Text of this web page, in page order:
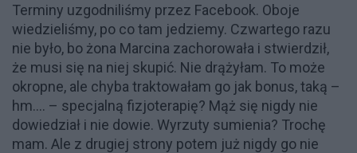
Terminy uzgodniliśmy przez Facebook. Oboje
wiedzieliśmy, po co tam jedziemy. Czwartego razu
nie było, bo żona Marcina zachorowała i stwierdził,
że musi się na niej skupić. Nie drążyłam. To może
okropne, ale chyba traktowałam go jak bonus, taką –
hm…. – specjalną fizjoterapię? Mąż się nigdy nie
dowiedział i nie dowie. Wyrzuty sumienia? Trochę
mam. Ale z drugiej strony potem już nigdy go nie